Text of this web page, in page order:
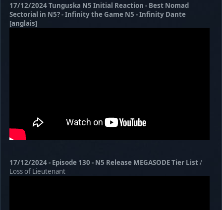
17/12/2024 Tunguska N5 Initial Reaction - Best Nomad
Sectorial in N5? - Infinity the Game N5 - Infinity Dante
[anglais]
17/12/2024 - Episode 130 - N5 Release MEGASODE Tier List/
Loss of Lieutenant